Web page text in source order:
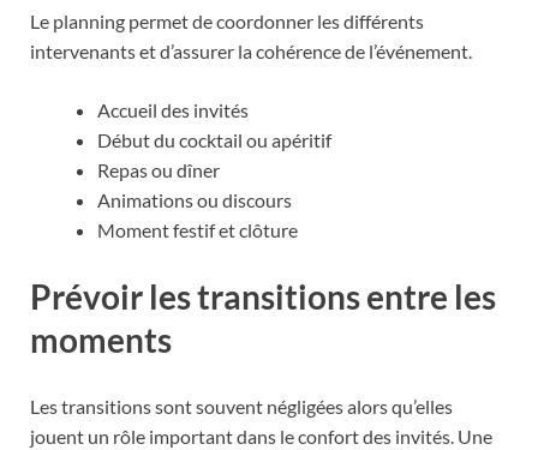
Le planning permet de coordonner les différents
intervenants et d’assurer la cohérence de l’événement.
Accueil des invités
Début du cocktail ou apéritif
Repas ou dîner
Animations ou discours
Moment festif et clôture
Prévoir les transitions entre les
moments
Les transitions sont souvent négligées alors qu’elles
jouent un rôle important dans le confort des invités. Une